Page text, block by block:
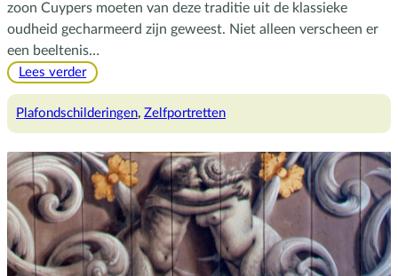
zoon Cuypers moeten van deze traditie uit de klassieke
oudheid gecharmeerd zijn geweest. Niet alleen verscheen er
een beeltenis…
Lees verder:
subtiele
Cuypers
Plafondschilderingen, Zelfportretten